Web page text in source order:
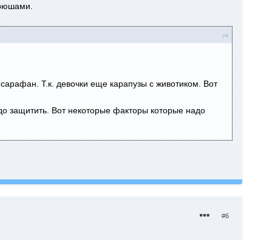
Т.к. девочки еще карапузы с животиком. Вот
защитить. Вот некоторые факторы которые надо
#6